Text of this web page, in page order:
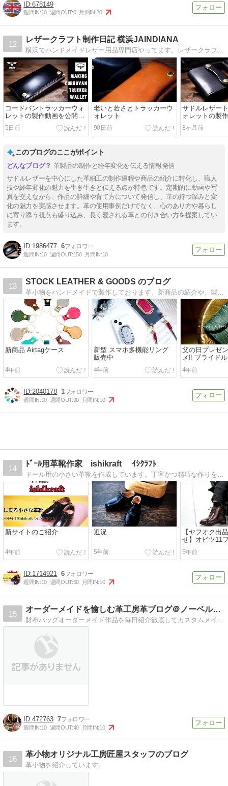
678149
週間IN:10 週間OUT:0 月間IN:20
12
レザークラフト制作日記 横浜JAINDIANA
コードバントラッカーウォ
レットの製作動画を公開し
ました
5日前
老いと若さとトラッカーウ
ォレット
90日前
サドルレザー
ォレットの製
8ヶ月前
このブログのここがポイント
革製品の制作と経年変化を伝える情報発信
サドルレザーを中心にした革細工の制作過程や商品の紹介に特化し、職人
技や経年変化の魅力を生き生きと伝える点が特色です。定期的に動画や写
真を交えながら、作品の詳細や育て方について発信し、革の持つ深みと変
化の魅力を実感させます。革の使用事例だけでなく、心のあり方や暮らし
に寄り添う視点も盛り込み、長く愛される革との付き合い方を提案してい
ます。
1986477 6
週間IN:10 週間OUT:150 月間IN:10
13
STOCK LEATHER & GOODS のブログ
新商品 Airtagケース
4年前
新型 スマホ多機能リング
販売中
4年前
父の日プレゼ
メ‼︎ ブライド
布✨
4年前
2040178 1
週間IN:10 週間OUT:90 月間IN:10
14
ﾄﾞｰﾙ用革靴作家 ishikraft ｲｼｸﾗﾌﾄ
新サイトのご紹介
4年前
近況
5年前
【ヤフオク出
せ】オビツ11
ューズフィド
5年前
1714921 6
週間IN:10 週間OUT:50 月間IN:10
15
オーダーメイドを愉しむ革工房革ブログ＠ノーベルレザークラフト
472763 7
週間IN:10 週間OUT:40 月間IN:10
16
革小物オリジナル工房匠屋スタッフのブログ
革小物を紹介しています。